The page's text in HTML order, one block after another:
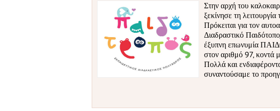
Στην αρχή του
ξεκίνησε τη
Πρόκειται για τον
Διαδραστικό
έξυπνη επωνυμία
στον αριθμό 97, κοντά
Πολλά και
συναντούσαμε το